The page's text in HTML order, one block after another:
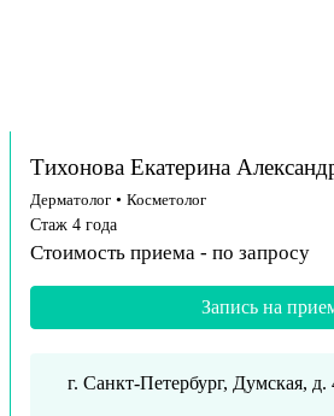
Тихонова Екатерина
Дерматолог • Косметолог
Стаж 4 года
Стоимость приема - по запросу
Запись на
г. Санкт-Петербург, Думская, д.